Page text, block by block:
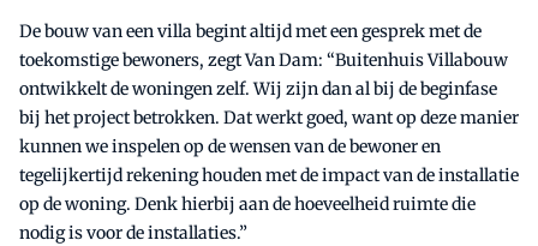
De bouw van een villa begint altijd met een gesprek met de
toekomstige bewoners, zegt Van Dam: “Buitenhuis Villabouw
ontwikkelt de woningen zelf. Wij zijn dan al bij de beginfase
bij het project betrokken. Dat werkt goed, want op deze manier
kunnen we inspelen op de wensen van de bewoner en
tegelijkertijd rekening houden met de impact van de installatie
op de woning. Denk hierbij aan de hoeveelheid ruimte die
nodig is voor de installaties.”